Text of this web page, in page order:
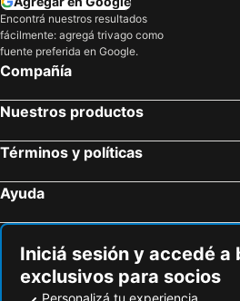
Encontrá nuestros resultados
fácilmente: agregá trivago como
fuente preferida en Google.
Compañía
Nuestros productos
Términos y políticas
Ayuda
Iniciá sesión y accedé a
exclusivos para socios
Personalizá tu experiencia